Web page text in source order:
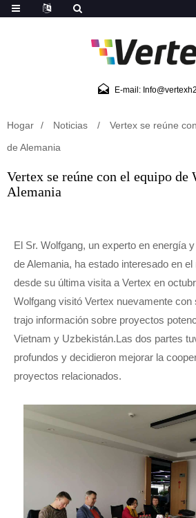
E-mail:
Hogar Noticias
Vertex se reúne
de Alemania
Vertex se reúne con el equipo de
Alemania
El Sr. Wolfgang, un experto en energía
de Alemania, ha estado interesado en el
desde su última visita a Vertex en
Wolfgang visitó Vertex nuevamente con
trajo información sobre proyectos
Vietnam y Uzbekistán.Las dos partes
profundos y decidieron mejorar la
proyectos relacionados.